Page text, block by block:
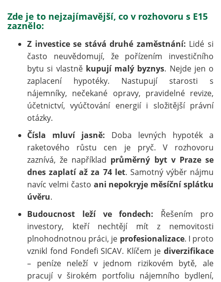
Zde je to nejzajímavější, co v rozhovoru s E15
zaznělo:
Z investice se stává druhé zaměstnání: Lidé si
často neuvědomují, že pořízením investičního
bytu si vlastně kupují malý byznys. Nejde jen o
zaplacení hypotéky. Nastupují starosti s
nájemníky, nečekané opravy, pravidelné revize,
účetnictví, vyúčtování energií i složitější právní
otázky.
Čísla mluví jasně: Doba levných hypoték a
raketového růstu cen je pryč. V rozhovoru
zaznívá, že například průměrný byt v Praze se
dnes zaplatí až za 74 let. Samotný výběr nájmu
navíc velmi často ani nepokryje měsíční splátku
úvěru.
Budoucnost leží ve fondech: Řešením pro
investory, kteří nechtějí mít z nemovitosti
plnohodnotnou práci, je profesionalizace. I proto
vznikl fond Fondefi SICAV. Klíčem je diverzifikace
– peníze neleží v jednom rizikovém bytě, ale
pracují v širokém portfoliu nájemního bydlení,